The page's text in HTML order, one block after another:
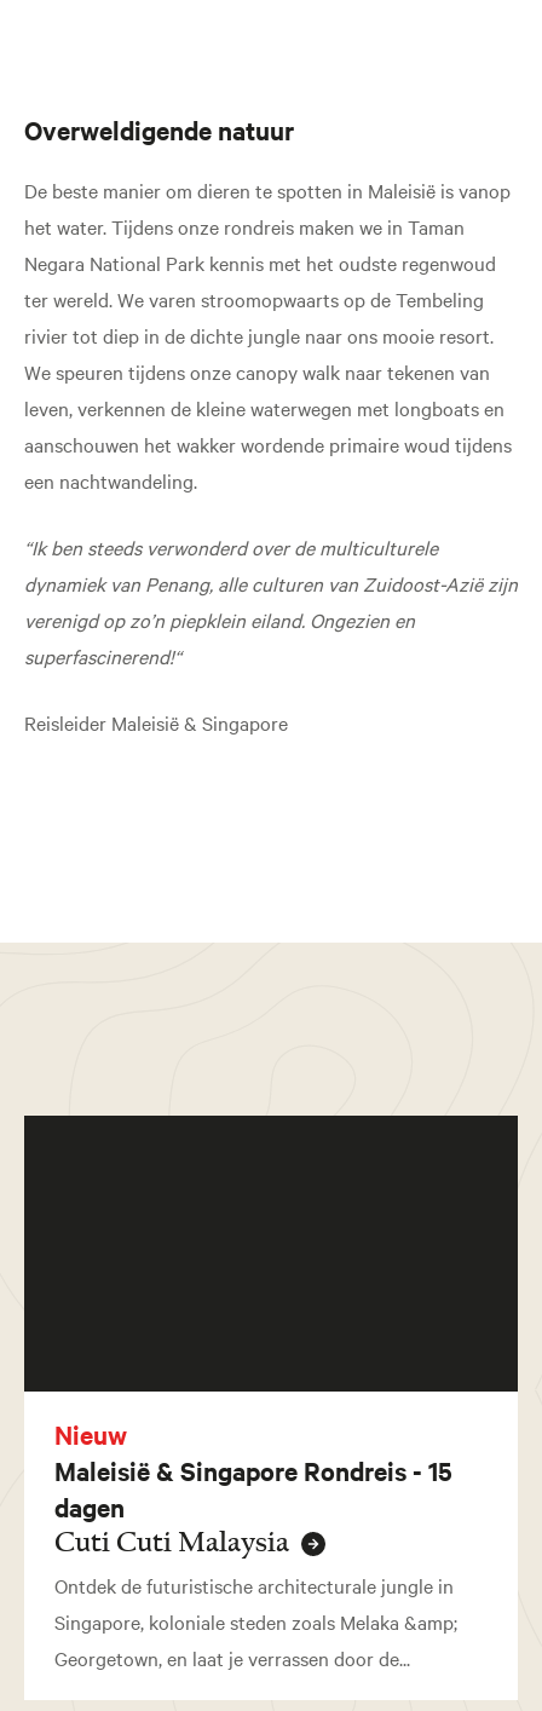
Overweldigende natuur
De beste manier om dieren te spotten in Maleisië is vanop
het water. Tijdens onze rondreis maken we in Taman
Negara National Park kennis met het oudste regenwoud
ter wereld. We varen stroomopwaarts op de Tembeling
rivier tot diep in de dichte jungle naar ons mooie resort.
We speuren tijdens onze canopy walk naar tekenen van
leven, verkennen de kleine waterwegen met longboats en
aanschouwen het wakker wordende primaire woud tijdens
een nachtwandeling.
“Ik ben steeds verwonderd over de multiculturele
dynamiek van Penang, alle culturen van Zuidoost-Azië zijn
verenigd op zo’n piepklein eiland. Ongezien en
superfascinerend!“
Reisleider Maleisië & Singapore
Nieuw
Maleisië & Singapore Rondreis - 15
dagen
Cuti Cuti Malaysia
Ontdek de futuristische architecturale jungle in
Singapore, koloniale steden zoals Melaka &amp;
Georgetown, en laat je verrassen door de...